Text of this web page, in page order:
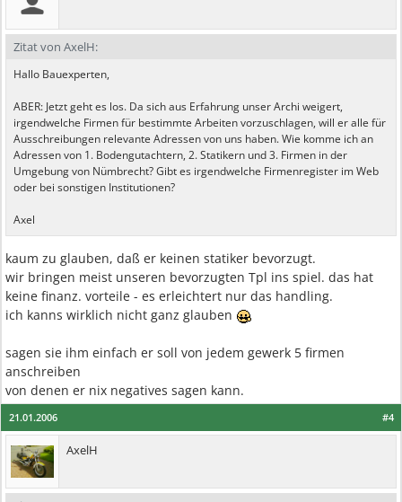
Zitat von AxelH:
Hallo Bauexperten,
ABER: Jetzt geht es los. Da sich aus Erfahrung unser Archi weigert,
irgendwelche Firmen für bestimmte Arbeiten vorzuschlagen, will er alle für
Ausschreibungen relevante Adressen von uns haben. Wie komme ich an
Adressen von 1. Bodengutachtern, 2. Statikern und 3. Firmen in der
Umgebung von Nümbrecht? Gibt es irgendwelche Firmenregister im Web
oder bei sonstigen Institutionen?
Axel
kaum zu glauben, daß er keinen statiker bevorzugt.
wir bringen meist unseren bevorzugten Tpl ins spiel. das hat
keine finanz. vorteile - es erleichtert nur das handling.
ich kanns wirklich nicht ganz glauben
sagen sie ihm einfach er soll von jedem gewerk 5 firmen
anschreiben
von denen er nix negatives sagen kann.
#4
21.01.2006
AxelH